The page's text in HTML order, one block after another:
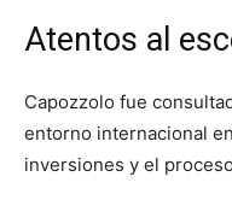
Atentos al
Capozzolo fue
entorno internacional
inversiones y el